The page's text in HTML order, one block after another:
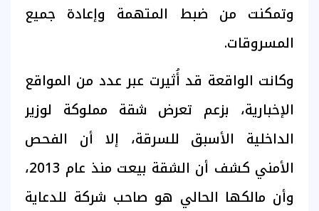
وتمكنت من ضبط المتهمة وإعادة جميع
المسروقات.
وكانت الواقعة قد أُثيرت عبر عدد من المواقع
الإخبارية، بزعم تعرض شقة مملوكة لوزير
الداخلية الأسبق للسرقة، إلا أن الفحص
الأمني كشف أن الشقة بيعت منذ عام 2013،
وأن مالكها الحالي هو صاحب شركة للدعاية